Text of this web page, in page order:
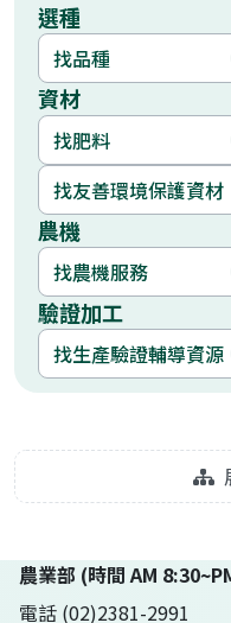
選種
找品種
資材
找肥料
找友善環境保護資材
農機
找農機服務
驗證加工
找生產驗證輔導資源
農業部 (時間 AM
電話 (02)2381-2991